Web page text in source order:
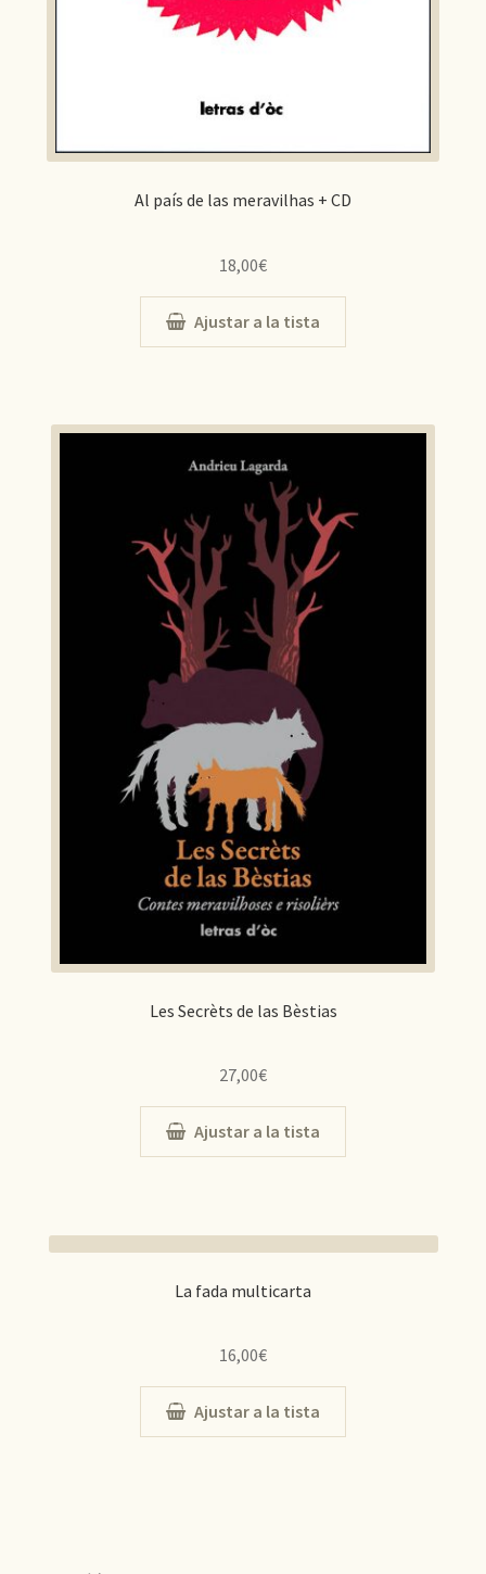
Al país de las meravilhas + CD
18,00€
Ajustar a la tista
Les Secrèts de las Bèstias
27,00€
Ajustar a la tista
La fada multicarta
16,00€
Ajustar a la tista